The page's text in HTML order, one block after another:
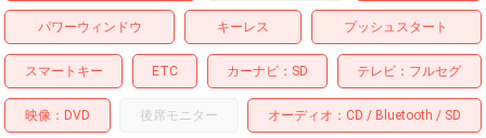
パワーウィンドウ キーレス プッシュスタート
スマートキー ETC カーナビ SD テレビ フルセグ
映像 DVD 後席モニター オーディオ CD Bluetooth SD